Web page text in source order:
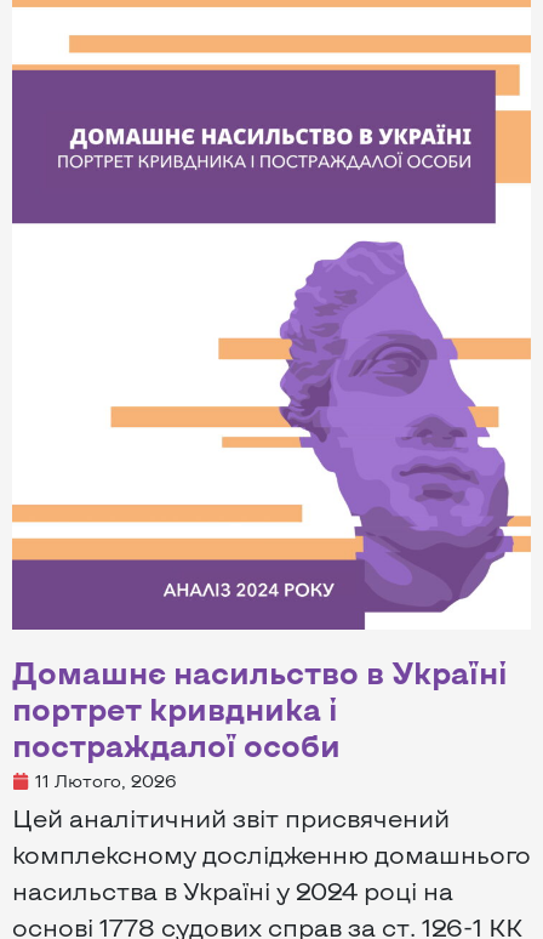
Домашнє насильство в Україні
портрет кривдника і
постраждалої особи
11 Лютого, 2026
Цей аналітичний звіт присвячений
комплексному дослідженню домашнього
насильства в Україні у 2024 році на
основі 1778 судових справ за ст. 126-1 КК